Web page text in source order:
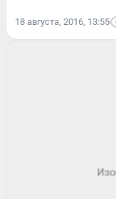
18 августа, 2016, 13:55